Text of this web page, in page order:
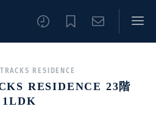
RESIDENCE
RESIDENCE 23階
1LDK